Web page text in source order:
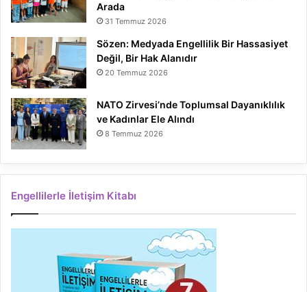
Arada
31 Temmuz 2026
Sözen: Medyada Engellilik Bir Hassasiyet
Değil, Bir Hak Alanıdır
20 Temmuz 2026
NATO Zirvesi’nde Toplumsal Dayanıklılık
ve Kadınlar Ele Alındı
8 Temmuz 2026
Engellilerle İletişim Kitabı